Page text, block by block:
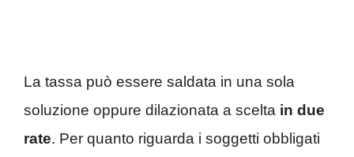
La tassa può essere saldata in una sola
soluzione oppure dilazionata a scelta in due
rate. Per quanto riguarda i soggetti obbligati